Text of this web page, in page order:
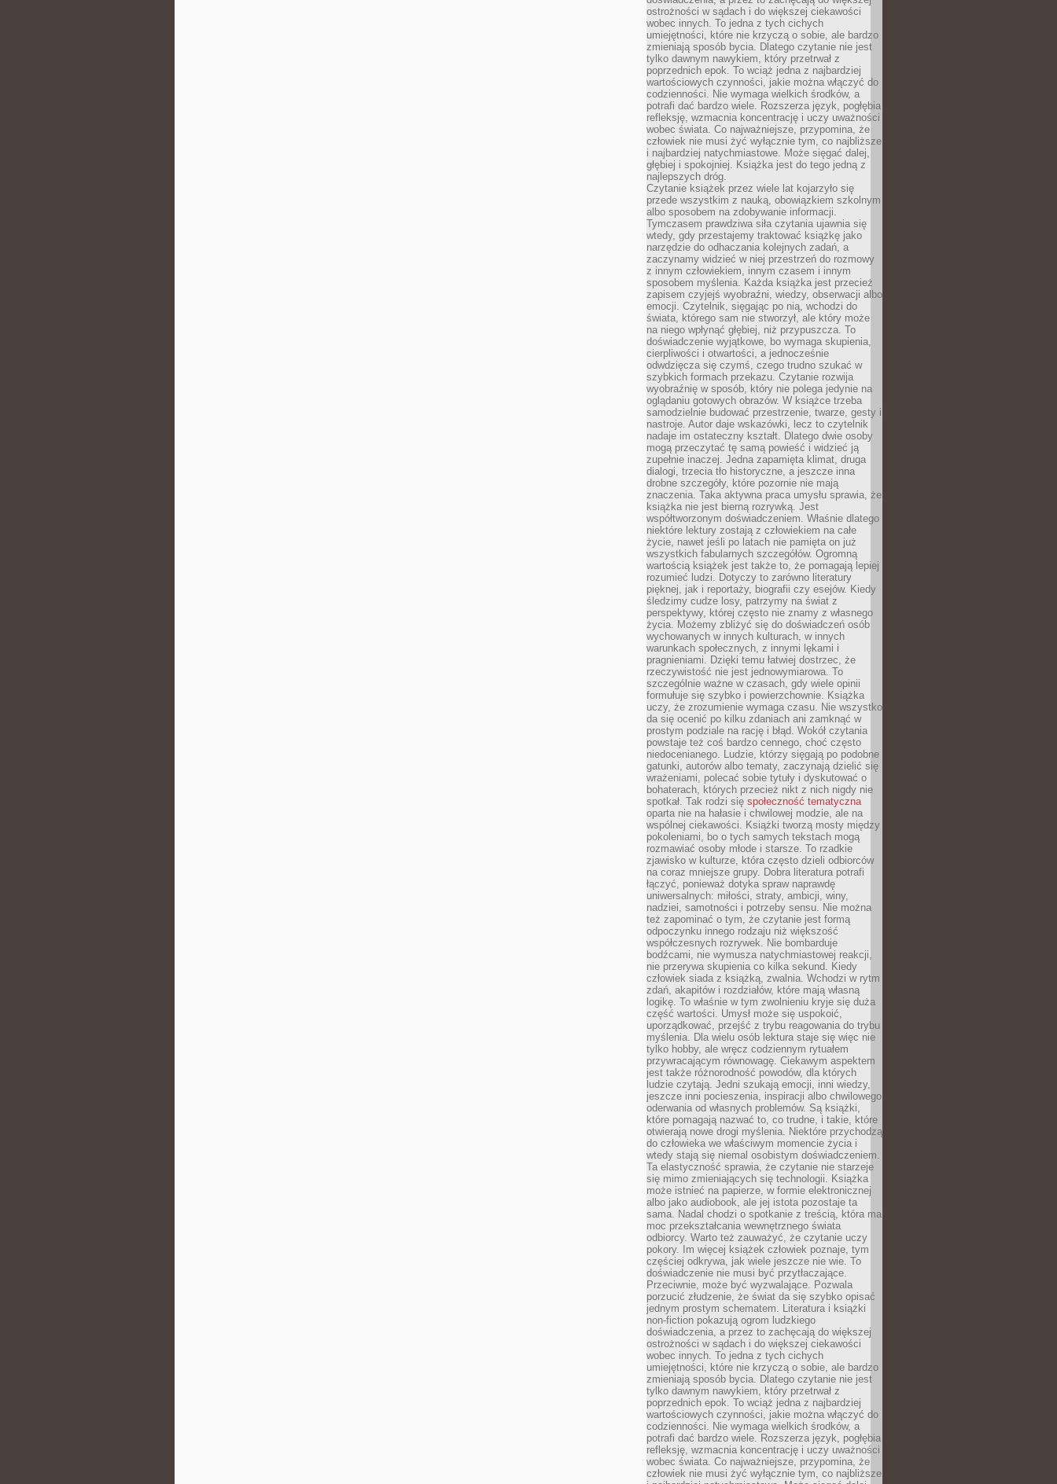
ostrożności w sądach i do większej ciekawości
wobec innych. To jedna z tych cichych
umiejętności, które nie krzyczą o sobie, ale bardzo
zmieniają sposób bycia. Dlatego czytanie nie jest
tylko dawnym nawykiem, który przetrwał z
poprzednich epok. To wciąż jedna z najbardziej
wartościowych czynności, jakie można włączyć do
codzienności. Nie wymaga wielkich środków, a
potrafi dać bardzo wiele. Rozszerza język, pogłębia
refleksję, wzmacnia koncentrację i uczy uważności
wobec świata. Co najważniejsze, przypomina, że
człowiek nie musi żyć wyłącznie tym, co najbliższe
i najbardziej natychmiastowe. Może sięgać dalej,
głębiej i spokojniej. Książka jest do tego jedną z
najlepszych dróg.
Czytanie książek przez wiele lat kojarzyło się
przede wszystkim z nauką, obowiązkiem szkolnym
albo sposobem na zdobywanie informacji.
Tymczasem prawdziwa siła czytania ujawnia się
wtedy, gdy przestajemy traktować książkę jako
narzędzie do odhaczania kolejnych zadań, a
zaczynamy widzieć w niej przestrzeń do rozmowy
z innym człowiekiem, innym czasem i innym
sposobem myślenia. Każda książka jest przecież
zapisem czyjejś wyobraźni, wiedzy, obserwacji albo
emocji. Czytelnik, sięgając po nią, wchodzi do
świata, którego sam nie stworzył, ale który może
na niego wpłynąć głębiej, niż przypuszcza. To
doświadczenie wyjątkowe, bo wymaga skupienia,
cierpliwości i otwartości, a jednocześnie
odwdzięcza się czymś, czego trudno szukać w
szybkich formach przekazu. Czytanie rozwija
wyobraźnię w sposób, który nie polega jedynie na
oglądaniu gotowych obrazów. W książce trzeba
samodzielnie budować przestrzenie, twarze, gesty i
nastroje. Autor daje wskazówki, lecz to czytelnik
nadaje im ostateczny kształt. Dlatego dwie osoby
mogą przeczytać tę samą powieść i widzieć ją
zupełnie inaczej. Jedna zapamięta klimat, druga
dialogi, trzecia tło historyczne, a jeszcze inna
drobne szczegóły, które pozornie nie mają
znaczenia. Taka aktywna praca umysłu sprawia, że
książka nie jest bierną rozrywką. Jest
współtworzonym doświadczeniem. Właśnie dlatego
niektóre lektury zostają z człowiekiem na całe
życie, nawet jeśli po latach nie pamięta on już
wszystkich fabularnych szczegółów. Ogromną
wartością książek jest także to, że pomagają lepiej
rozumieć ludzi. Dotyczy to zarówno literatury
pięknej, jak i reportaży, biografii czy esejów. Kiedy
śledzimy cudze losy, patrzymy na świat z
perspektywy, której często nie znamy z własnego
życia. Możemy zbliżyć się do doświadczeń osób
wychowanych w innych kulturach, w innych
warunkach społecznych, z innymi lękami i
pragnieniami. Dzięki temu łatwiej dostrzec, że
rzeczywistość nie jest jednowymiarowa. To
szczególnie ważne w czasach, gdy wiele opinii
formułuje się szybko i powierzchownie. Książka
uczy, że zrozumienie wymaga czasu. Nie wszystko
da się ocenić po kilku zdaniach ani zamknąć w
prostym podziale na rację i błąd. Wokół czytania
powstaje też coś bardzo cennego, choć często
niedocenianego. Ludzie, którzy sięgają po podobne
gatunki, autorów albo tematy, zaczynają dzielić się
wrażeniami, polecać sobie tytuły i dyskutować o
bohaterach, których przecież nikt z nich nigdy nie
spotkał. Tak rodzi się społeczność tematyczna
oparta nie na hałasie i chwilowej modzie, ale na
wspólnej ciekawości. Książki tworzą mosty między
pokoleniami, bo o tych samych tekstach mogą
rozmawiać osoby młode i starsze. To rzadkie
zjawisko w kulturze, która często dzieli odbiorców
na coraz mniejsze grupy. Dobra literatura potrafi
łączyć, ponieważ dotyka spraw naprawdę
uniwersalnych: miłości, straty, ambicji, winy,
nadziei, samotności i potrzeby sensu. Nie można
też zapominać o tym, że czytanie jest formą
odpoczynku innego rodzaju niż większość
współczesnych rozrywek. Nie bombarduje
bodźcami, nie wymusza natychmiastowej reakcji,
nie przerywa skupienia co kilka sekund. Kiedy
człowiek siada z książką, zwalnia. Wchodzi w rytm
zdań, akapitów i rozdziałów, które mają własną
logikę. To właśnie w tym zwolnieniu kryje się duża
część wartości. Umysł może się uspokoić,
uporządkować, przejść z trybu reagowania do trybu
myślenia. Dla wielu osób lektura staje się więc nie
tylko hobby, ale wręcz codziennym rytuałem
przywracającym równowagę. Ciekawym aspektem
jest także różnorodność powodów, dla których
ludzie czytają. Jedni szukają emocji, inni wiedzy,
jeszcze inni pocieszenia, inspiracji albo chwilowego
oderwania od własnych problemów. Są książki,
które pomagają nazwać to, co trudne, i takie, które
otwierają nowe drogi myślenia. Niektóre przychodzą
do człowieka we właściwym momencie życia i
wtedy stają się niemal osobistym doświadczeniem.
Ta elastyczność sprawia, że czytanie nie starzeje
się mimo zmieniających się technologii. Książka
może istnieć na papierze, w formie elektronicznej
albo jako audiobook, ale jej istota pozostaje ta
sama. Nadal chodzi o spotkanie z treścią, która ma
moc przekształcania wewnętrznego świata
odbiorcy. Warto też zauważyć, że czytanie uczy
pokory. Im więcej książek człowiek poznaje, tym
częściej odkrywa, jak wiele jeszcze nie wie. To
doświadczenie nie musi być przytłaczające.
Przeciwnie, może być wyzwalające. Pozwala
porzucić złudzenie, że świat da się szybko opisać
jednym prostym schematem. Literatura i książki
non-fiction pokazują ogrom ludzkiego
doświadczenia, a przez to zachęcają do większej
ostrożności w sądach i do większej ciekawości
wobec innych. To jedna z tych cichych
umiejętności, które nie krzyczą o sobie, ale bardzo
zmieniają sposób bycia. Dlatego czytanie nie jest
tylko dawnym nawykiem, który przetrwał z
poprzednich epok. To wciąż jedna z najbardziej
wartościowych czynności, jakie można włączyć do
codzienności. Nie wymaga wielkich środków, a
potrafi dać bardzo wiele. Rozszerza język, pogłębia
refleksję, wzmacnia koncentrację i uczy uważności
wobec świata. Co najważniejsze, przypomina, że
człowiek nie musi żyć wyłącznie tym, co najbliższe